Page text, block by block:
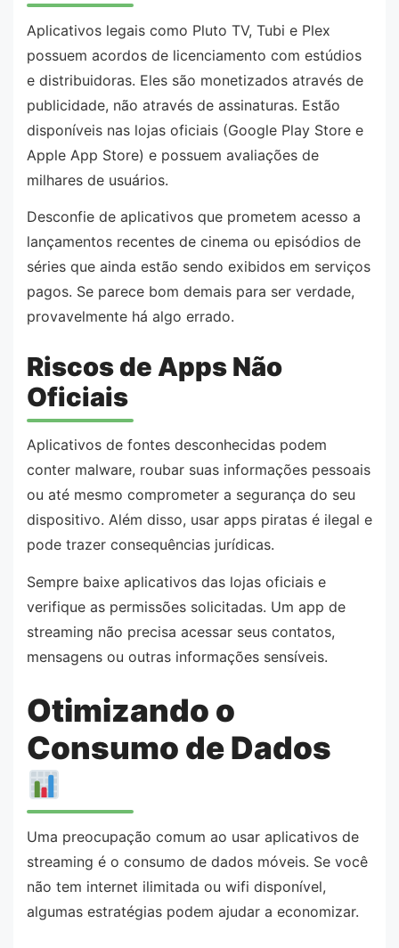
Aplicativos legais como Pluto TV, Tubi e Plex
possuem acordos de licenciamento com estúdios
e distribuidoras. Eles são monetizados através de
publicidade, não através de assinaturas. Estão
disponíveis nas lojas oficiais (Google Play Store e
Apple App Store) e possuem avaliações de
milhares de usuários.
Desconfie de aplicativos que prometem acesso a
lançamentos recentes de cinema ou episódios de
séries que ainda estão sendo exibidos em serviços
pagos. Se parece bom demais para ser verdade,
provavelmente há algo errado.
Riscos de Apps Não
Oficiais
Aplicativos de fontes desconhecidas podem
conter malware, roubar suas informações pessoais
ou até mesmo comprometer a segurança do seu
dispositivo. Além disso, usar apps piratas é ilegal e
pode trazer consequências jurídicas.
Sempre baixe aplicativos das lojas oficiais e
verifique as permissões solicitadas. Um app de
streaming não precisa acessar seus contatos,
mensagens ou outras informações sensíveis.
Otimizando o
Consumo de Dados
Uma preocupação comum ao usar aplicativos de
streaming é o consumo de dados móveis. Se você
não tem internet ilimitada ou wifi disponível,
algumas estratégias podem ajudar a economizar.